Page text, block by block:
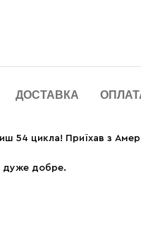
ДОСТАВКА
54 цикла! Приїхав з
дуже добре.